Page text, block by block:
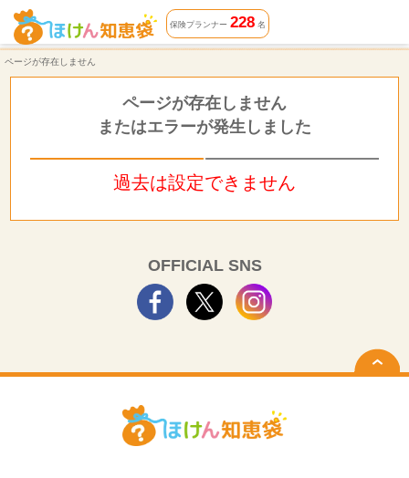
ページが存在しません | ほけん知恵袋
保険プランナー 228名
ページが存在しません
ページが存在しません
またはエラーが発生しました
過去は設定できません
OFFICIAL SNS